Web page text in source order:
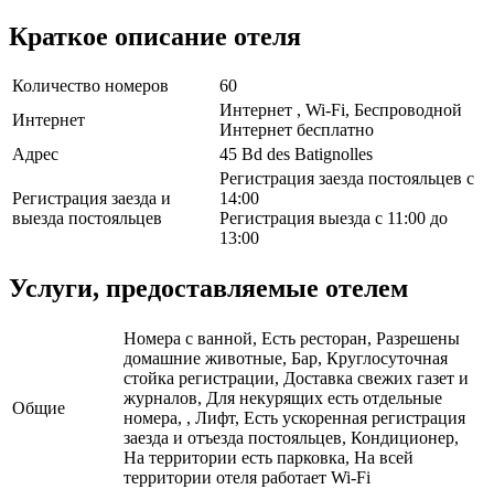
Краткое описание отеля
Количество номеров
60
Интернет
Интернет , Wi-Fi, Беспроводной
Интернет бесплатно
Адрес
45 Bd des Batignolles
Регистрация заезда и
выезда постояльцев
Регистрация заезда постояльцев с
14:00
Регистрация выезда с 11:00 до
13:00
Услуги, предоставляемые отелем
Общие
Номера с ванной, Есть ресторан, Разрешены
домашние животные, Бар, Круглосуточная
стойка регистрации, Доставка свежих газет и
журналов, Для некурящих есть отдельные
номера, , Лифт, Есть ускоренная регистрация
заезда и отъезда постояльцев, Кондиционер,
На территории есть парковка, На всей
территории отеля работает Wi-Fi